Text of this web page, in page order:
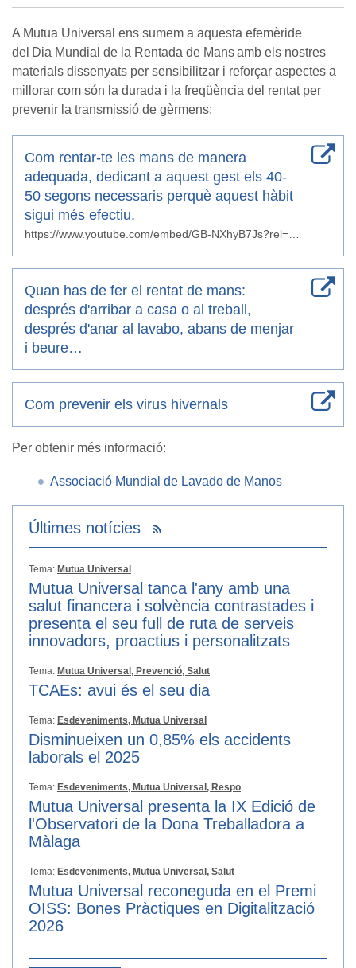
A Mutua Universal ens sumem a aquesta efemèride
del Dia Mundial de la Rentada de Mansamb els nostres
materials dissenyats per sensibilitzar i reforçar aspectes a
millorar com són la durada i la freqüència del rentat per
prevenir la transmissió de gèrmens:
Com rentar-te les mans de manera
adequada, dedicant a aquest gest els 40-
50 segons necessaris perquè aquest hàbit
sigui més efectiu.
https://www.youtube.com/embed/GB-NXhyB7Js?rel=0&showinfo=0
Quan has de fer el rentat de mans:
després d'arribar a casa o al treball,
després d'anar al lavabo, abans de menjar
i beure…
Com prevenir els virus hivernals
Per obtenir més informació:
Associació Mundial de Lavado de Manos
Últimes notícies
Tema: Mutua Universal
Mutua Universal tanca l'any amb una
salut financera i solvència contrastades i
presenta el seu full de ruta de serveis
innovadors, proactius i personalitzats
Tema: Mutua Universal, Prevenció, Salut
TCAEs: avui és el seu dia
Tema: Esdeveniments, Mutua Universal
Disminueixen un 0,85% els accidents
laborals el 2025
Tema: Esdeveniments, Mutua Universal, Responsabilitat Social
Mutua Universal presenta la IX Edició de
l'Observatori de la Dona Treballadora a
Màlaga
Tema: Esdeveniments, Mutua Universal, Salut
Mutua Universal reconeguda en el Premi
OISS: Bones Pràctiques en Digitalització
2026